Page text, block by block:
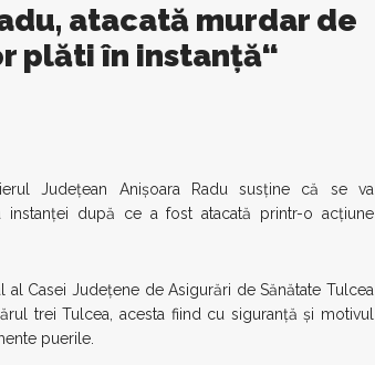
atacată murdar de
plăti în instanţă“
Judeţean Anişoara Radu susţine că se va
instanţei după ce a fost atacată printr-o acţiune
Casei Judeţene de Asigurări de Sănătate Tulcea
trei Tulcea, acesta fiind cu siguranţă şi motivul
puerile.